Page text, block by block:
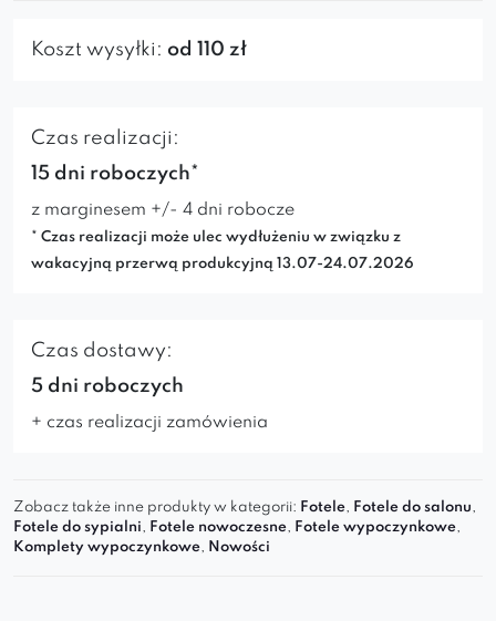
Koszt wysyłki: od 110 zł
Czas realizacji:
15 dni roboczych*
z marginesem +/- 4 dni robocze
* Czas realizacji może ulec wydłużeniu w związku z
wakacyjną przerwą produkcyjną 13.07-24.07.2026
Czas dostawy:
5 dni roboczych
+ czas realizacji zamówienia
Zobacz także inne produkty w kategorii: Fotele, Fotele do salonu,
Fotele do sypialni, Fotele nowoczesne, Fotele wypoczynkowe,
Komplety wypoczynkowe, Nowości